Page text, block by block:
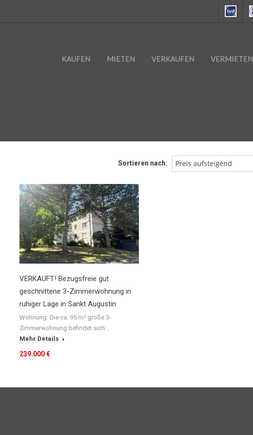
KAUFEN MIETEN VERKAUFEN VERMIETEN
Sortieren nach: Preis aufsteigend
VERKAUFT! Bezugsfreie gut
geschnittene 3-Zimmerwohnung in
ruhiger Lage in Sankt Augustin
Wohnung: Die ca. 95 m² große 3-
Zimmerwohnung befindet sich…
Mehr Details
239.000 €